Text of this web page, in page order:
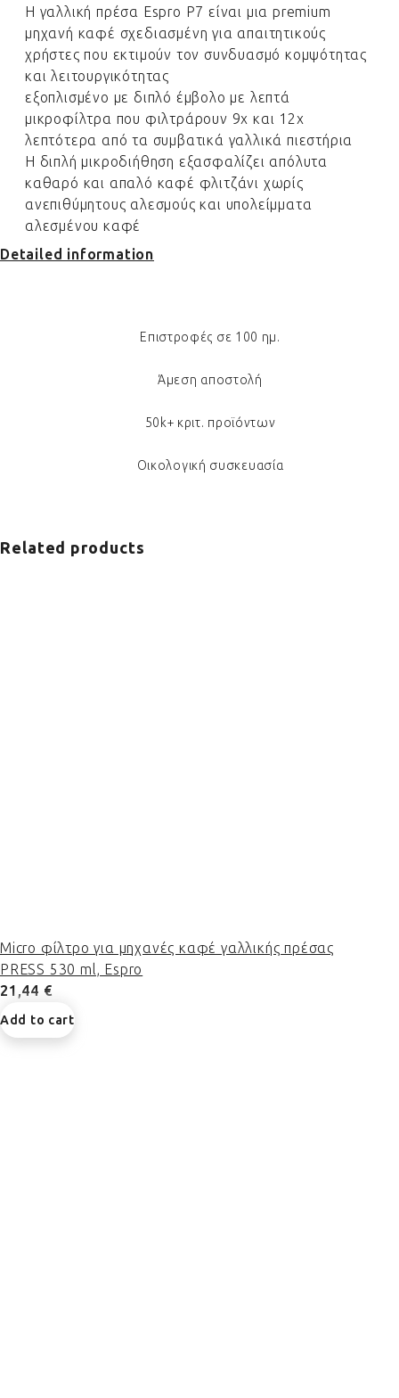
Η γαλλική πρέσα Espro P7 είναι μια premium
μηχανή καφέ σχεδιασμένη για απαιτητικούς
χρήστες που εκτιμούν τον συνδυασμό κομψότητας
και λειτουργικότητας
εξοπλισμένο με διπλό έμβολο με λεπτά
μικροφίλτρα που φιλτράρουν 9x και 12x
λεπτότερα από τα συμβατικά γαλλικά πιεστήρια
Η διπλή μικροδιήθηση εξασφαλίζει απόλυτα
καθαρό και απαλό καφέ φλιτζάνι χωρίς
ανεπιθύμητους αλεσμούς και υπολείμματα
αλεσμένου καφέ
Detailed information
Επιστροφές σε 100 ημ.
Άμεση αποστολή
50k+ κριτ. προϊόντων
Οικολογική συσκευασία
Related products
Micro φίλτρο για μηχανές καφέ γαλλικής πρέσας
PRESS 530 ml, Espro
21,44 €
Add to cart